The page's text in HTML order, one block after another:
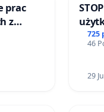
prac
z
725
46
29